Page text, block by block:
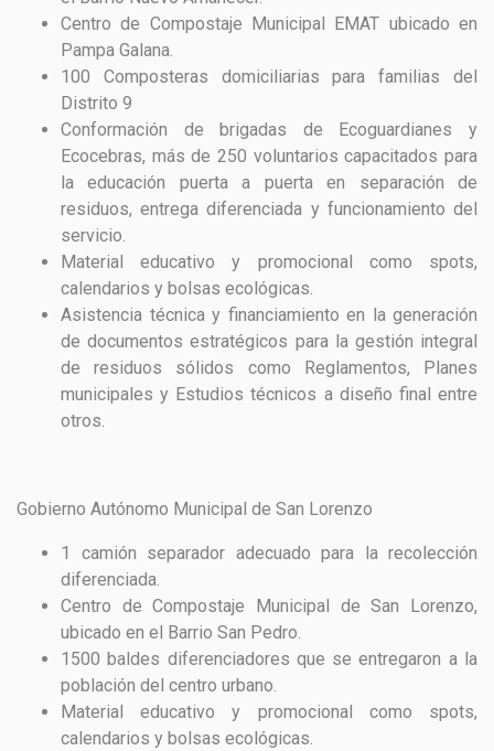
Centro de Compostaje Municipal EMAT ubicado en
Pampa Galana.
100 Composteras domiciliarias para familias del
Distrito 9
Conformación de brigadas de Ecoguardianes y
Ecocebras, más de 250 voluntarios capacitados para
la educación puerta a puerta en separación de
residuos, entrega diferenciada y funcionamiento del
servicio.
Material educativo y promocional como spots,
calendarios y bolsas ecológicas.
Asistencia técnica y financiamiento en la generación
de documentos estratégicos para la gestión integral
de residuos sólidos como Reglamentos, Planes
municipales y Estudios técnicos a diseño final entre
otros.
Gobierno Autónomo Municipal de San Lorenzo
1 camión separador adecuado para la recolección
diferenciada.
Centro de Compostaje Municipal de San Lorenzo,
ubicado en el Barrio San Pedro.
1500 baldes diferenciadores que se entregaron a la
población del centro urbano.
Material educativo y promocional como spots,
calendarios y bolsas ecológicas.